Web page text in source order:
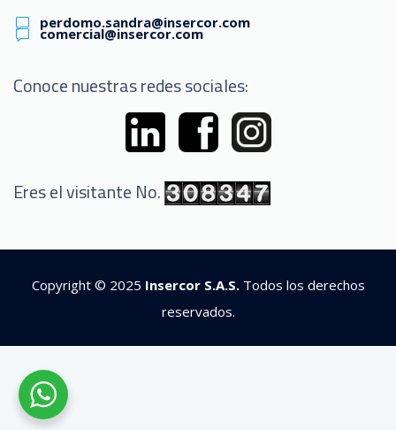
comercial@insercor.com
perdomo.sandra@insercor.com
Conoce nuestras redes sociales:
Eres el visitante No.
Copyright © 2025 Insercor S.A.S.Todos los derechos
reservados.